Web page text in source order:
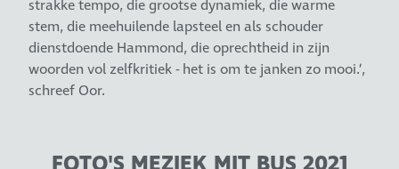
strakke tempo, die grootse dynamiek, die warme
stem, die meehuilende lapsteel en als schouder
dienstdoende Hammond, die oprechtheid in zijn
woorden vol zelfkritiek - het is om te janken zo mooi.’,
schreef Oor.